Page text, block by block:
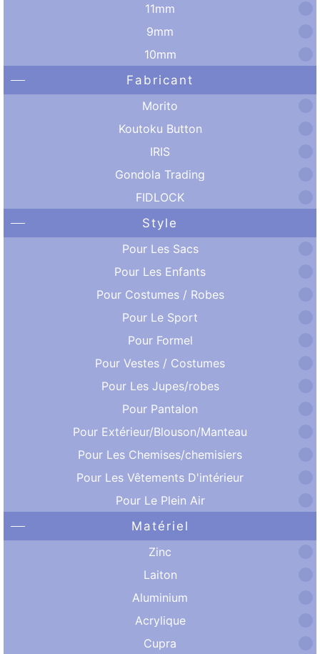
11mm
9mm
10mm
Fabricant
Morito
Koutoku Button
IRIS
Gondola Trading
FIDLOCK
Style
Pour Les Sacs
Pour Les Enfants
Pour Costumes / Robes
Pour Le Sport
Pour Formel
Pour Vestes / Costumes
Pour Les Jupes/robes
Pour Pantalon
Pour Extérieur/Blouson/Manteau
Pour Les Chemises/chemisiers
Pour Les Vêtements D'intérieur
Pour Le Plein Air
Matériel
Zinc
Laiton
Aluminium
Acrylique
Cupra